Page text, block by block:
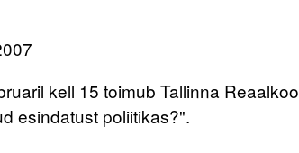
kell 15 toimub Tallinna
esindatust poliitikas?".